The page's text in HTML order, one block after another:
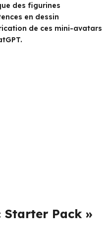
des figurines
en dessin
de ces mini-avatars
Starter Pack »